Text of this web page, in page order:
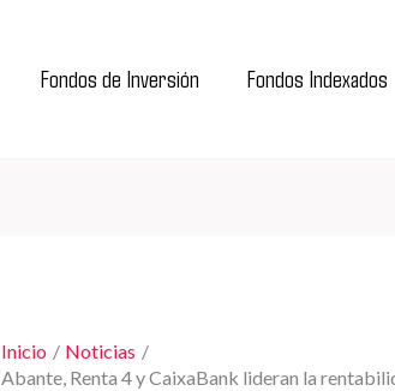
Fondos de Inversión Fondos Indexados
Inicio
Noticias
Abante, Renta 4 y CaixaBank lideran la